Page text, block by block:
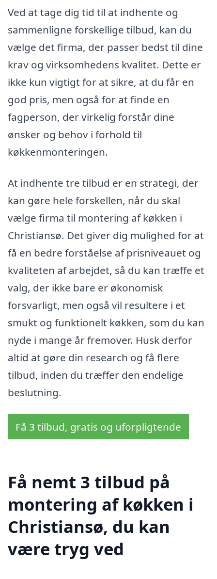
Ved at tage dig tid til at indhente og
sammenligne forskellige tilbud, kan du
vælge det firma, der passer bedst til dine
krav og virksomhedens kvalitet. Dette er
ikke kun vigtigt for at sikre, at du får en
god pris, men også for at finde en
fagperson, der virkelig forstår dine
ønsker og behov i forhold til
køkkenmonteringen.
At indhente tre tilbud er en strategi, der
kan gøre hele forskellen, når du skal
vælge firma til montering af køkken i
Christiansø. Det giver dig mulighed for at
få en bedre forståelse af prisniveauet og
kvaliteten af arbejdet, så du kan træffe et
valg, der ikke bare er økonomisk
forsvarligt, men også vil resultere i et
smukt og funktionelt køkken, som du kan
nyde i mange år fremover. Husk derfor
altid at gøre din research og få flere
tilbud, inden du træffer den endelige
beslutning.
Få 3 tilbud, gratis og uforpligtende
Få nemt 3 tilbud på
montering af køkken i
Christiansø, du kan
være tryg ved